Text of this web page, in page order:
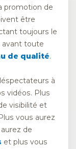
promotion de
être
toujours le
avant toute
de qualité.
à
vidéos. Plus
visibilité et
vous aurez
de
et plus vous